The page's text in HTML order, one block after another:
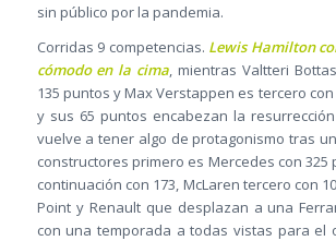
sin público por la pandemia.
Corridas 9 competencias. Lewis Hamilton
cómodo en la cima, mientras Valtteri
135 puntos y Max Verstappen es tercero con
y sus 65 puntos encabezan la
vuelve a tener algo de protagonismo tras
constructores primero es Mercedes con 325
continuación con 173, McLaren tercero con
Point y Renault que desplazan a una
con una temporada a todas vistas para el